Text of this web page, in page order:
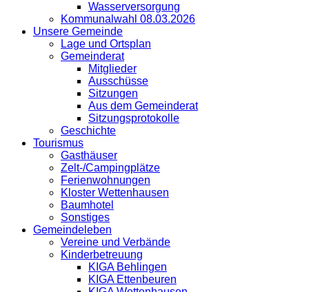
Wasserversorgung
Kommunalwahl 08.03.2026
Unsere Gemeinde
Lage und Ortsplan
Gemeinderat
Mitglieder
Ausschüsse
Sitzungen
Aus dem Gemeinderat
Sitzungsprotokolle
Geschichte
Tourismus
Gasthäuser
Zelt-/Campingplätze
Ferienwohnungen
Kloster Wettenhausen
Baumhotel
Sonstiges
Gemeindeleben
Vereine und Verbände
Kinderbetreuung
KIGA Behlingen
KIGA Ettenbeuren